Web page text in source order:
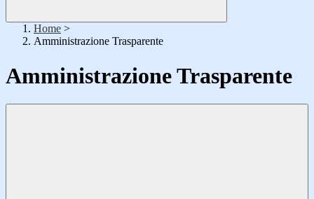
Home >
Amministrazione Trasparente
Amministrazione Trasparente